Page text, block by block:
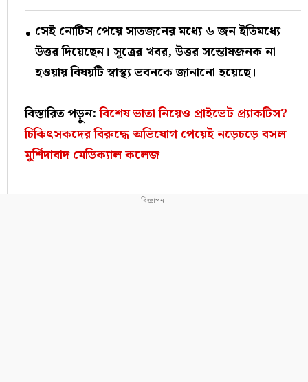
সেই নোটিস পেয়ে সাতজনের মধ্যে ৬ জন ইতিমধ্যে
উত্তর দিয়েছেন। সূত্রের খবর, উত্তর সন্তোষজনক না
হওয়ায় বিষয়টি স্বাস্থ্য ভবনকে জানানো হয়েছে।
বিস্তারিত পড়ুন:বিশেষ ভাতা নিয়েও প্রাইভেট প্র্যাকটিস?
চিকিৎসকদের বিরুদ্ধে অভিযোগ পেয়েই নড়েচড়ে বসল
মুর্শিদাবাদ মেডিক্যাল কলেজ